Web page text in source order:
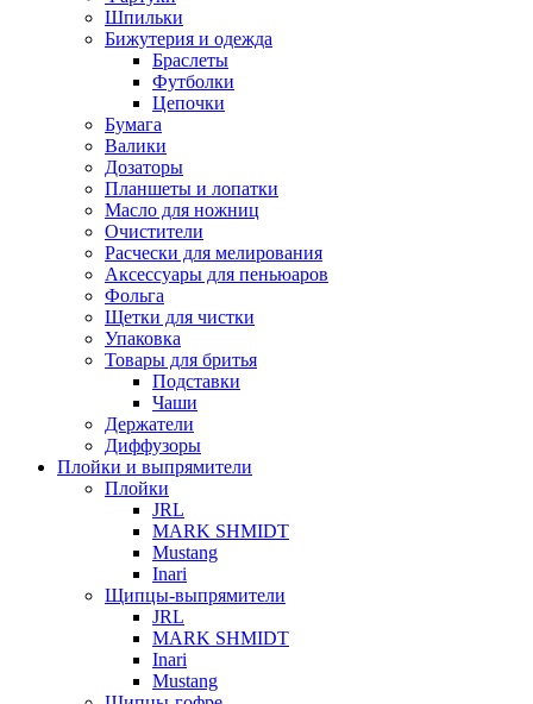
Шпильки
Бижутерия и одежда
Браслеты
Футболки
Цепочки
Бумага
Валики
Дозаторы
Планшеты и лопатки
Масло для ножниц
Очистители
Расчески для мелирования
Аксессуары для пеньюаров
Фольга
Щетки для чистки
Упаковка
Товары для бритья
Подставки
Чаши
Держатели
Диффузоры
Плойки и выпрямители
Плойки
JRL
MARK SHMIDT
Mustang
Inari
Щипцы-выпрямители
JRL
MARK SHMIDT
Inari
Mustang